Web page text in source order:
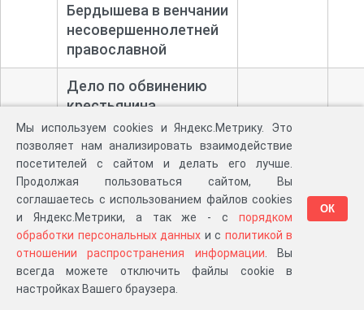
Бердышева в венчании
несовершеннолетней
православной
66
Дело по обвинению
крестьянина
Северского завода
Екатеринбургского
уезда Василия
Петровича Кожина в
богохульстве
07.05.1909
-
30.10.1909
67
Дело по обвинению
мещанина села
Вознесенское
Шадринского уезда
04.06.1909
Мы используем cookies и Яндекс.Метрику. Это
позволяет нам анализировать взаимодействие
посетителей с сайтом и делать его лучше.
Продолжая пользоваться сайтом, Вы
соглашаетесь с использованием файлов cookies
и Яндекс.Метрики, а так же - с порядком
обработки персональных данных и с политикой в
отношении распространения информации . Вы
всегда можете отключить файлы cookie в
настройках Вашего браузера.
ОК